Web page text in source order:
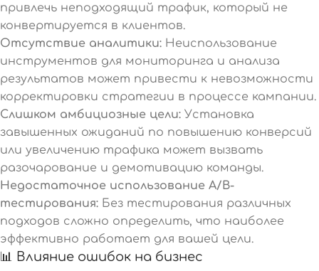
привлечь неподходящий трафик, который не
конвертируется в клиентов.
Отсутствие аналитики: Неиспользование
инструментов для мониторинга и анализа
результатов может привести к невозможности
корректировки стратегии в процессе кампании.
Слишком амбициозные цели: Установка
завышенных ожиданий по повышению конверсий
или увеличению трафика может вызвать
разочарование и демотивацию команды.
Недостаточное использование A/B-
тестирования: Без тестирования различных
подходов сложно определить, что наиболее
эффективно работает для вашей цели.
📊 Влияние ошибок на бизнес